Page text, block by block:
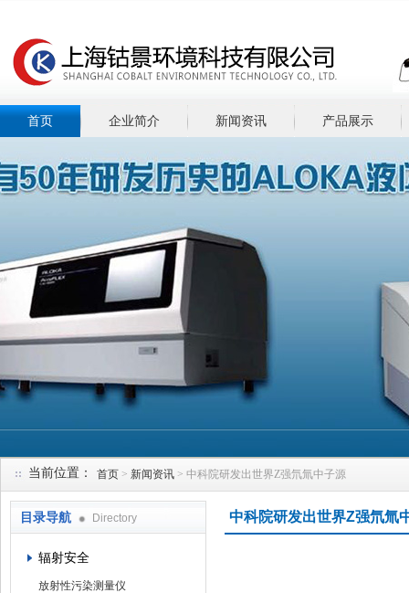
首页 企业简介 新闻资讯 产品展示
当前位置： 首页 > 新闻资讯 > 中科院研发出世界Z强氘氚中子源
目录导航 Directory
辐射安全
放射性污染测量仪
中科院研发出世界Z强氘氚